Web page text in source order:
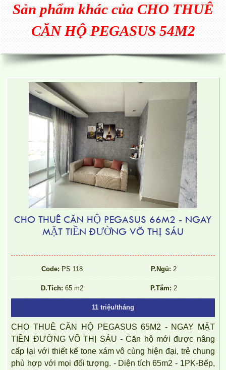
Sản phẩm khác củaCHO THUÊ
CĂN HỘ PEGASUS 54M2
CHO THUÊ CĂN HỘ PEGASUS 66M2 - NGAY
MẶT TIỀN ĐƯỜNG VÕ THỊ SÁU
Code: PS 118 P.Ngủ: 2
D.Tích: 65 m2 P.Tắm: 2
11 triệu/tháng
CHO THUÊ CĂN HỘ PEGASUS 65M2 - NGAY MẶT
TIỀN ĐƯỜNG VÕ THỊ SÁU - Căn hộ mới được nâng
cấp lại với thiết kế tone xám vô cùng hiện đại, trẻ chung
phù hợp với mọi đối tượng. - Diện tích 65m2 - 1PK-Bếp,